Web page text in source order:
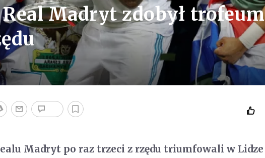
Madryt zdobył trofeum
Madryt po raz trzeci z rzędu triumfowali w Lidze